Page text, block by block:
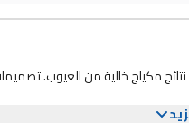
مكياج خالية من العيوب.